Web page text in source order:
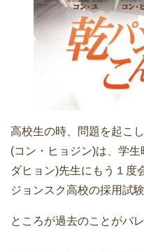
高校生の時、問題を起こ
(コン・ヒョジン)は、学
ダヒョン)先生にもう１度
ジョンスク高校の採用試験
ところが過去のことがバ